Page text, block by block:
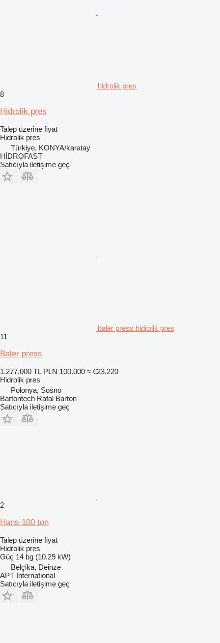
hidrolik pres
8
Hidrolik pres
Talep üzerine fiyat
Hidrolik pres
Türkiye, KONYA/karatay
HİDROFAST
Satıcıyla iletişime geç
baler press hidrolik pres
11
Baler press
1.277.000 TL PLN 100.000 ≈ €23.220
Hidrolik pres
Polonya, Sośno
Bartontech Rafal Barton
Satıcıyla iletişime geç
2
Hans 100 ton
Talep üzerine fiyat
Hidrolik pres
Güç 14 bg (10.29 kW)
Belçika, Deinze
APT International
Satıcıyla iletişime geç